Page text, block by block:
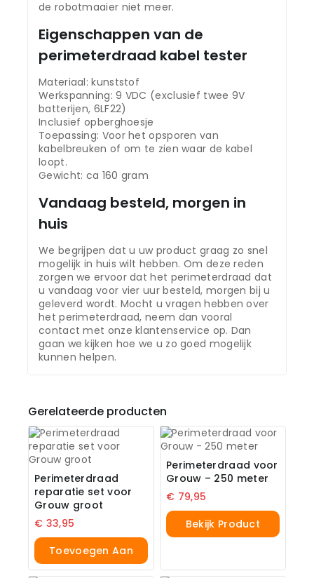
de robotmaaier niet meer.
Eigenschappen van de
perimeterdraad kabel tester
Materiaal: kunststof
Werkspanning: 9 VDC (exclusief twee 9V
batterijen, 6LF22)
Inclusief opberghoesje
Toepassing: Voor het opsporen van
kabelbreuken of om te zien waar de kabel
loopt.
Gewicht: ca 160 gram
Vandaag besteld, morgen in
huis
We begrijpen dat u uw product graag zo snel
mogelijk in huis wilt hebben. Om deze reden
zorgen we ervoor dat het perimeterdraad dat
u vandaag voor vier uur besteld, morgen bij u
geleverd wordt. Mocht u vragen hebben over
het perimeterdraad, neem dan vooral
contact met onze klantenservice op. Dan
gaan we kijken hoe we u zo goed mogelijk
kunnen helpen.
Gerelateerde producten
Perimeterdraad
reparatie set voor
Grouw groot
€ 33,95
Toevoegen Aan
Winkelwagen
Perimeterdraad voor
Grouw – 250 meter
€ 79,95
Bekijk Product